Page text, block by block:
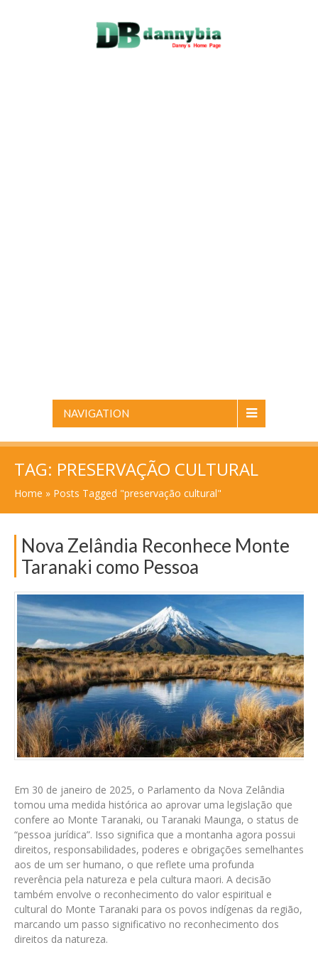
NAVIGATION
TAG: PRESERVAÇÃO CULTURAL
Home » Posts Tagged "preservação cultural"
Nova Zelândia Reconhece Monte
Taranaki como Pessoa
Em 30 de janeiro de 2025, o Parlamento da Nova Zelândia
tomou uma medida histórica ao aprovar uma legislação que
confere ao Monte Taranaki, ou Taranaki Maunga, o status de
“pessoa jurídica”. Isso significa que a montanha agora possui
direitos, responsabilidades, poderes e obrigações semelhantes
aos de um ser humano, o que reflete uma profunda
reverência pela natureza e pela cultura maori. A decisão
também envolve o reconhecimento do valor espiritual e
cultural do Monte Taranaki para os povos indígenas da região,
marcando um passo significativo no reconhecimento dos
direitos da natureza.